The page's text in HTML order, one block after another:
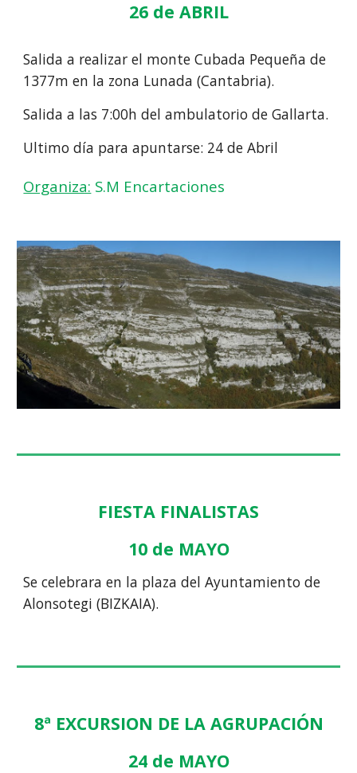
26de ABRIL
Salida a realizar el monte Cubada Pequeña de
1377m en la zona Lunada (Cantabria).
Salida a las 7:00h del ambulatorio de Gallarta.
Ultimo día para apuntarse: 24 deAbril
Organiza: S.M Encartaciones
FIESTA FINALISTAS
10 de MAYO
Se celebrara en la plaza del Ayuntamiento de
Alonsotegi (BIZKAIA).
8ª EXCURSION DE LA AGRUPACIÓN
24 de MAYO